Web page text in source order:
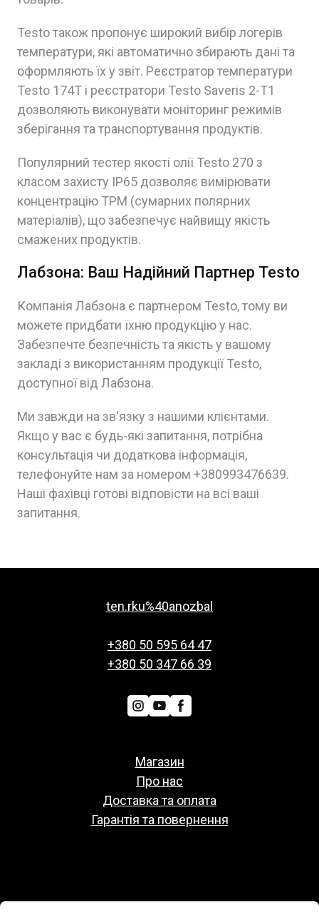
Testo також пропонує широкий вибір логерів
температури, які автоматично збирають дані та
оформляють їх у звіт. Реєстратор температури
Testo 174T і реєстратори Testo Saveris 2-T1
дозволяють виконувати моніторинг режимів
зберігання та транспортування продуктів.
Популярний тестер якості олії Testo 270 з
класом захисту IP65 дозволяє вимірювати
концентрацію TPM (сумарних полярних
матеріалів), що забезпечує найвищу якість
смажених продуктів.
Лабзона: Ваш Надійний Партнер Testo
Компанія Лабзона є партнером Testo, тому ви
можете придбати їхню продукцію у нас.
Забезпечте безпечність та якість у вашому
закладі з використанням продукції Testo,
доступної від Лабзона.
Ми завжди на зв'язку з нашими клієнтами.
Якщо у вас є будь-які запитання, потрібна
консультація чи додаткова інформація,
телефонуйте нам за номером +380993476639.
Наші фахівці готові відповісти на всі ваші
запитання.
ten.rku%40anozbal
+380 50 595 64 47
+380 50 347 66 39
Магазин
Про нас
Доставка та оплата
Гарантія та повернення